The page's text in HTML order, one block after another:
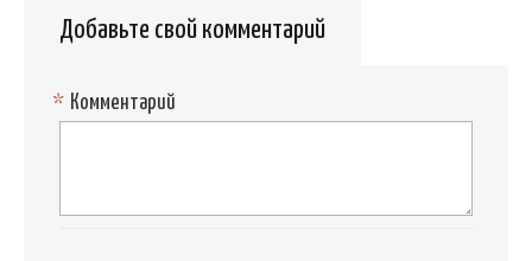
Добавьте свой комментарий
Комментарий
*